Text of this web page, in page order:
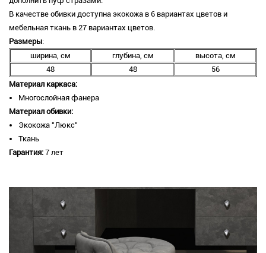
В качестве обивки доступна экокожа в 6 вариантах цветов и
мебельная ткань в 27 вариантах цветов.
Размеры:
ширина, см
глубина, см
высота, см
48
48
56
Материал каркаса:
Многослойная фанера
Материал обивки:
Экокожа "Люкс"
Ткань
Гарантия: 7 лет